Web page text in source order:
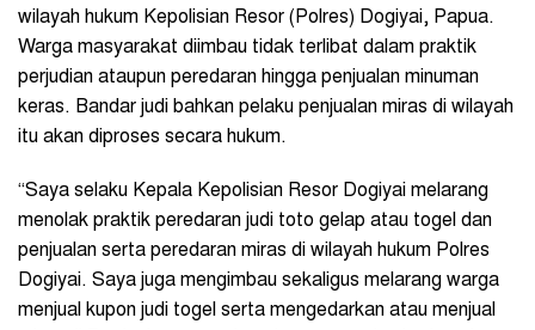
wilayah hukum Kepolisian Resor (Polres) Dogiyai, Papua.
Warga masyarakat diimbau tidak terlibat dalam praktik
perjudian ataupun peredaran hingga penjualan minuman
keras. Bandar judi bahkan pelaku penjualan miras di wilayah
itu akan diproses secara hukum.
“Saya selaku Kepala Kepolisian Resor Dogiyai melarang
menolak praktik peredaran judi toto gelap atau togel dan
penjualan serta peredaran miras di wilayah hukum Polres
Dogiyai. Saya juga mengimbau sekaligus melarang warga
menjual kupon judi togel serta mengedarkan atau menjual